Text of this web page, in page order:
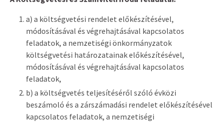
a) a költségvetési rendelet előkészítésével,
módosításával és végrehajtásával kapcsolatos
feladatok, a nemzetiségi önkormányzatok
költségvetési határozatainak előkészítésével,
módosításával és végrehajtásával kapcsolatos
feladatok,
b) a költségvetés teljesítéséről szóló évközi
beszámoló és a zárszámadási rendelet előkészítésével
kapcsolatos feladatok, a nemzetiségi